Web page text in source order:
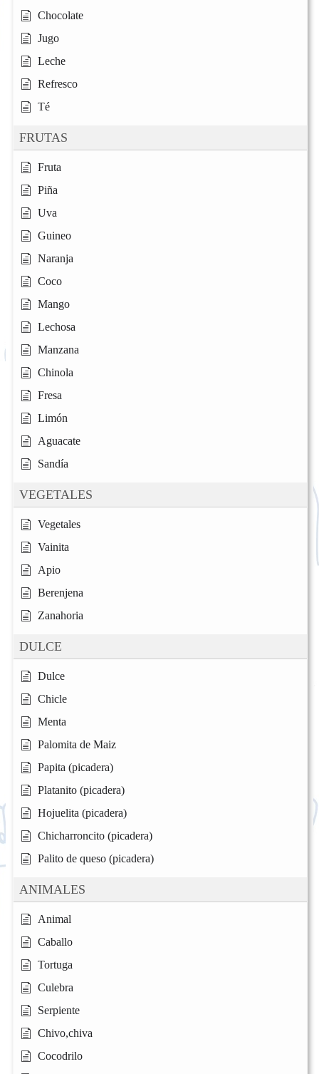
Chocolate
Jugo
Leche
Refresco
Té
FRUTAS
Fruta
Piña
Uva
Guineo
Naranja
Coco
Mango
Lechosa
Manzana
Chinola
Fresa
Limón
Aguacate
Sandía
VEGETALES
Vegetales
Vainita
Apio
Berenjena
Zanahoria
DULCE
Dulce
Chicle
Menta
Palomita de Maiz
Papita (picadera)
Platanito (picadera)
Hojuelita (picadera)
Chicharroncito (picadera)
Palito de queso (picadera)
ANIMALES
Animal
Caballo
Tortuga
Culebra
Serpiente
Chivo,chiva
Cocodrilo